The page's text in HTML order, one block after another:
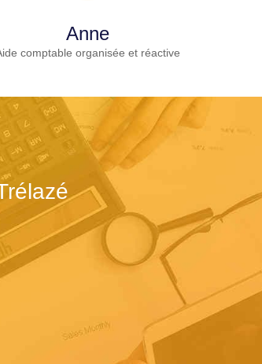
Anne
comptable organisée et réactive